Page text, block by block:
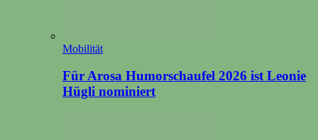
Mobilität
Für Arosa Humorschaufel 2026 ist Leonie
Hügli nominiert